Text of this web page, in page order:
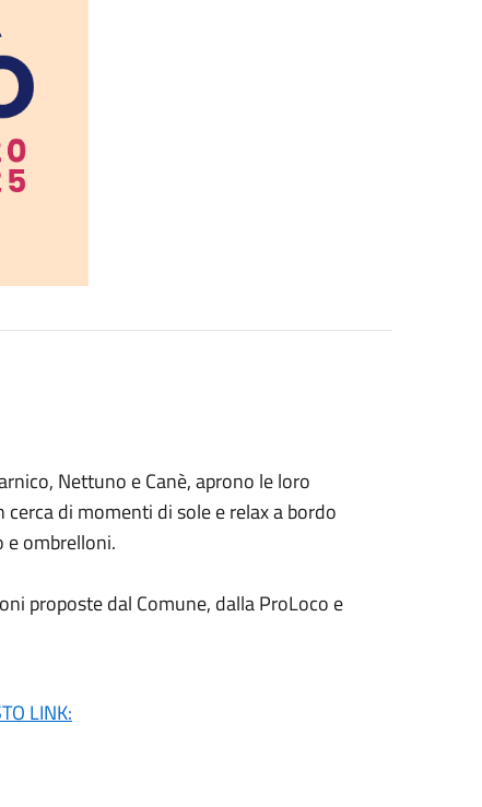
Nettuno e Canè, aprono le loro
di momenti di sole e relax a bordo
e ombrelloni.
proposte dal Comune, dalla ProLoco e
LINK: